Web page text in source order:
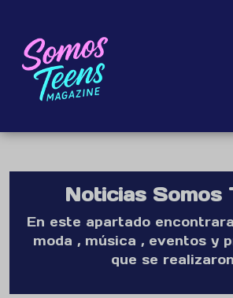
Noticias Somos
En este apartado
moda , música , eventos y
que se